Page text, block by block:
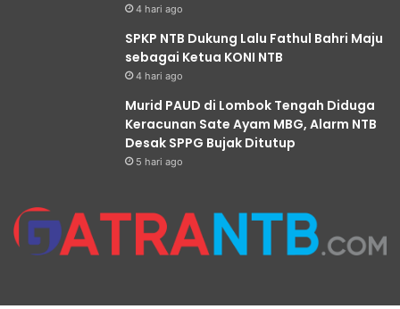
4 hari ago
SPKP NTB Dukung Lalu Fathul Bahri Maju
sebagai Ketua KONI NTB
4 hari ago
Murid PAUD di Lombok Tengah Diduga
Keracunan Sate Ayam MBG, Alarm NTB
Desak SPPG Bujak Ditutup
5 hari ago